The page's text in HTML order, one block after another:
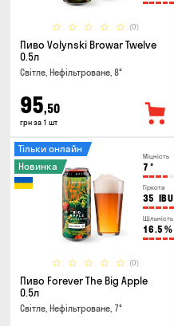
(0)
Пиво Volynski Browar Twelve
0.5л
Світле, Нефільтроване, 8°
95,50
грн за 1 шт
Міцність
7 °
Гіркота
35 IBU
Щільність
16.5 %
(0)
Тільки онлайн
Новинка
Пиво Forever The Big Apple
0.5л
Світле, Нефільтроване, 7°